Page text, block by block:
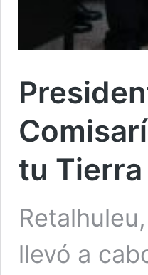
tu Tierra
llevó a